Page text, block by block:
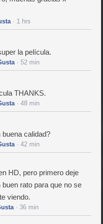
· 1 hrs
la película.
· 52 min
THANKS.
· 48 min
calidad?
· 42 min
HD, pero primero deje
buen rato para que no se
viendo.
· 36 min